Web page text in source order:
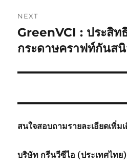
NEXT
Next
post:
GreenVCI : ประสิท
กระดาษคราฟท์กันส
สนใจสอบถามรายละเอียดเพิ่ม
บริษัท กรีนวีซีไอ (ประเทศไทย